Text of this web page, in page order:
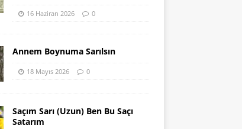
16 Haziran 2026 0
Annem Boynuma Sarılsın
18 Mayıs 2026 0
Saçım Sarı (Uzun) Ben Bu Saçı
Satarım